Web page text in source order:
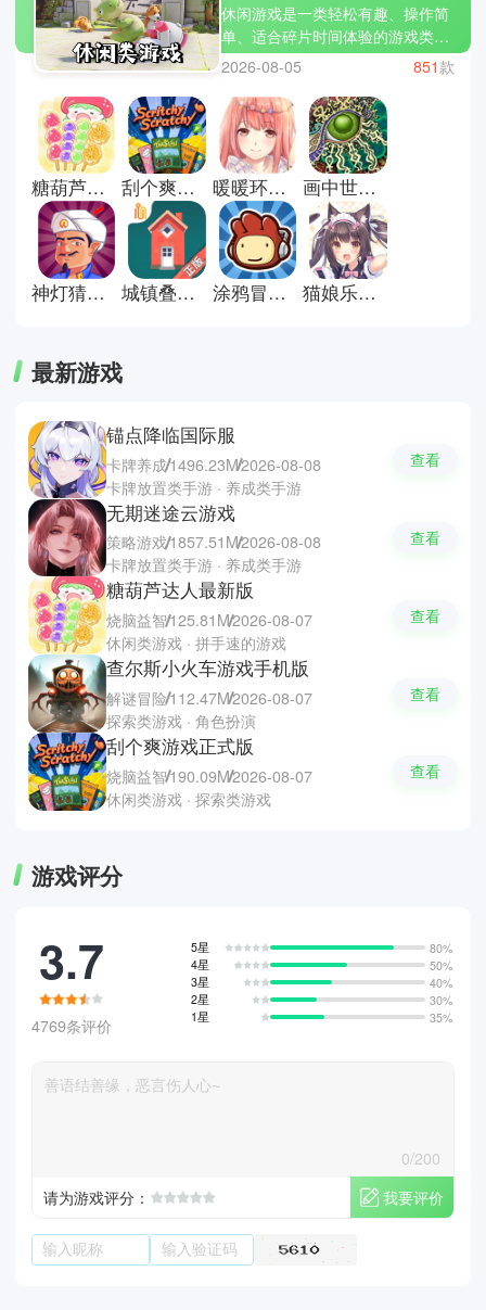
休闲游戏是一类轻松有趣、操作简
单、适合碎片时间体验的游戏类
型，让玩家在短时间内获得乐趣和
放松。小编为大家精选了几款热门
休闲游戏：旅行青蛙、开心消消
乐、糖果传奇。休闲游戏不仅让你
打发时间，还能带来成就感和小小
的惊喜。立即下载休闲游戏合集，
让轻松有趣的游戏陪伴你的每一
天，放松心情，享受片刻欢乐!
2026-08-05 851款
糖葫芦达人最新版 刮个爽游戏正式版 暖暖环游世界安卓版 画中世界手机版
神灯猜人名官方正版 城镇叠叠乐正版 涂鸦冒险家安卓版 猫娘乐园galgame游戏
最新游戏
锚点降临国际服
卡牌养成1496.23M2026-08-08
卡牌放置类手游 · 养成类手游
查看
无期迷途云游戏
策略游戏1857.51M2026-08-08
卡牌放置类手游 · 养成类手游
查看
糖葫芦达人最新版
烧脑益智125.81M2026-08-07
休闲类游戏 · 拼手速的游戏
查看
查尔斯小火车游戏手机版
解谜冒险112.47M2026-08-07
探索类游戏 · 角色扮演
查看
刮个爽游戏正式版
烧脑益智190.09M2026-08-07
休闲类游戏 · 探索类游戏
查看
游戏评分
3.7
4769条评价
5星
80%
4星
50%
3星
40%
2星
30%
1星
35%
0/200
请为游戏评分：
我要评价